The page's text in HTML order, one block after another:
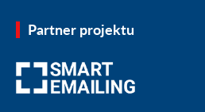
Partner projektu